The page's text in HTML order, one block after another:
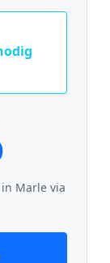
Marle via